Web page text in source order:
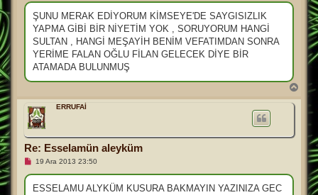
u
n
m
a
m
ş
m
s
j
ŞUNU MERAK EDİYORUM KİMSEYE'DE SAYGISIZLIK
YAPMA GİBİ BİR NİYETİM YOK , SORUYORUM HANGİ
SULTAN , HANGİ MEŞAYİH BENİM VEFATIMDAN SONRA
YERİME FALAN OĞLU FİLAN GELECEK DİYE BİR
ATAMADA BULUNMUŞ
ERRUFAİ
Re: Esselamün aleyküm
O
u
n
19 Ara 2013 23:50
ESSELAMU ALYKÜM KUSURA BAKMAYIN YAZINIZA GEC